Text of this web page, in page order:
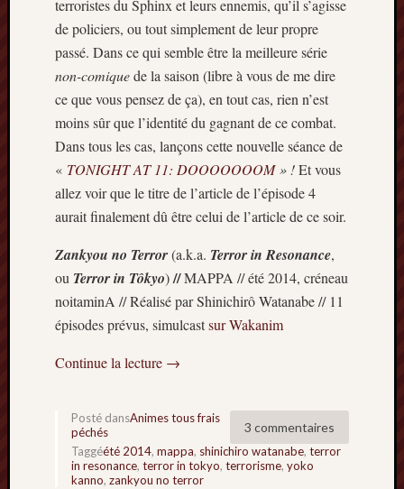
terroristes du Sphinx et leurs ennemis, qu’il s’agisse
de policiers, ou tout simplement de leur propre
passé. Dans ce qui semble être la meilleure série
non-comiquede la saison (libre à vous de me dire
ce que vous pensez de ça), en tout cas, rien n’est
moins sûr que l’identité du gagnant de ce combat.
Dans tous les cas, lançons cette nouvelle séance de
« TONIGHT AT 11: DOOOOOOOM» !Et vous
allez voir que le titre de l’article de l’épisode 4
aurait finalement dû être celui de l’article de ce soir.
Zankyou no Terror(a.k.a. Terror in Resonance,
ou Terror in Tôkyo)//MAPPA // été 2014, créneau
noitaminA // Réalisé par Shinichirô Watanabe // 11
épisodes prévus, simulcastsur Wakanim
Continue la lecture →
3 commentaires
Posté dansAnimes tous frais
péchés
Taggéété 2014, mappa, shinichiro watanabe, terror
in resonance, terror in tokyo, terrorisme, yoko
kanno, zankyou no terror